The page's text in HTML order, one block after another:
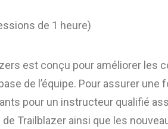
de 1 heure)
est conçu pour améliorer
de l’équipe. Pour assurer
pour un instructeur qualifié
Trailblazer ainsi que les